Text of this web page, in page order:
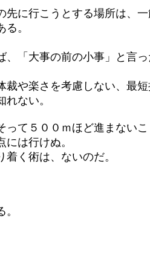
先に行こうとする場所は、
。
、「大事の前の小事」と言
裁や楽さを考慮しない、最
ない。
って５００ｍほど進まない
は行けぬ。
く術は、ないのだ。